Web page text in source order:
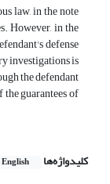
law, in the note
However, in the
defense
investigations is
the defendant
guarantees of
کلیدواژه‌ها English